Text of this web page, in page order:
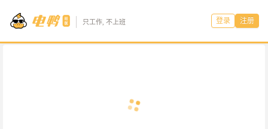
只工作, 不上班 登录 注册